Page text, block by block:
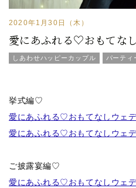
2020年1月30日（木）
愛にあふれる♡おもてな
しあわせハッピーカップル パーティ
挙式編♡
愛にあふれる♡おもてなしウェ
愛にあふれる♡おもてなしウェ
ご披露宴編♡
愛にあふれる♡おもてなしウェ